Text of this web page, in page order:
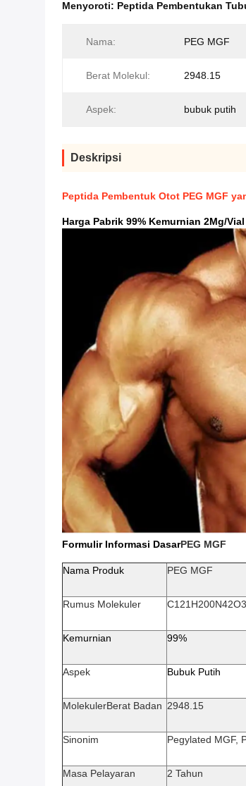
Menyoroti: Peptida Pembentukan
Nama: PEG MGF
Berat Molekul: 2948.15
Aspek: bubuk putih
Deskripsi
Peptida Pembentuk Otot PEG MGF
Harga Pabrik 99% Kemurnian 2Mg/
Formulir Informasi DasarPEG MGF
Nama Produk PEG MGF
Rumus Molekuler
Kemurnian 99%
Aspek Bubuk Putih
MolekulerBerat Badan 2948.15
Sinonim Pegylated MGF,
Masa Pelayaran 2 Tahun